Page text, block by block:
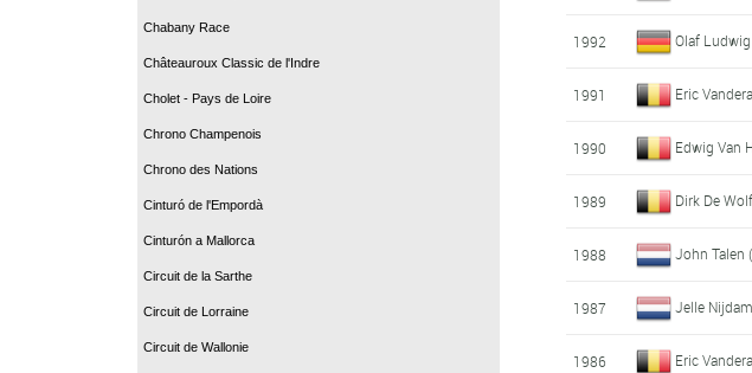
Chabany Race
Châteauroux Classic de l'Indre
Cholet - Pays de Loire
Chrono Champenois
Chrono des Nations
Cinturó de l'Empordà
Cinturón a Mallorca
Circuit de la Sarthe
Circuit de Lorraine
Circuit de Wallonie
1992 Olaf Ludwig
1991 Eric
1990 Edwig Van
1989 Dirk De
1988 John Talen
1987 Jelle
1986 Eric